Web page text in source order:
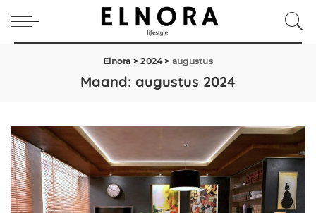
Elnora >2024> augustus
Maand: augustus 2024